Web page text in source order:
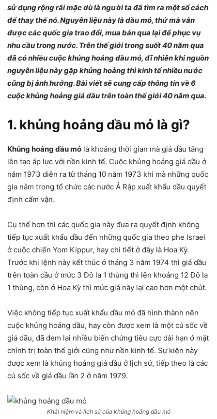
sử dụng rộng rãi mặc dù là người ta đã tìm ra một số cách
để thay thế nó. Nguyên liệu này là dầu mỏ, thứ mà vẫn
được các quốc gia trao đổi, mua bán qua lại để phục vụ
nhu cầu trong nước. Trên thế giới trong suốt 40 năm qua
đã có nhiều cuộc khủng hoảng dầu mỏ, dĩ nhiên khi nguồn
nguyên liệu này gặp khủng hoảng thì kinh tế nhiều nước
cũng bị ảnh hưởng. Bài viết sẽ cung cấp thông tin về 6
cuộc khủng hoảng giá dầu trên toàn thế giới 40 năm qua.
1. khủng hoảng dầu mỏ là gì?
Khủng hoảng dầu mỏ là khoảng thời gian mà giá dầu tăng
lên tạo áp lực với nền kinh tế. Cuộc khủng hoảng giá dầu ở
năm 1973 diễn ra từ tháng 10 năm 1973 khi mà những quốc
gia nằm trong tổ chức các nước Ả Rập xuất khẩu dầu quyết
định cấm vận.
Cụ thể hơn thì các quốc gia này đưa ra quyết định không
tiếp tục xuất khẩu dầu đến những quốc gia theo phe Israel
ở cuộc chiến Yom Kippur, hay chi tiết ở đây là Hoa Kỳ.
Trước khi lệnh này kết thúc ở tháng 3 năm 1974 thì giá dầu
trên toàn cầu ở mức 3 Đô la 1 thùng thì lên khoảng 12 Đô la
1 thùng, còn ở Hoa Kỳ thì mức giá này lại cao hơn một chút.
Việc không tiếp tục xuất khẩu dầu mỏ đã hình thành nên
cuộc khủng hoảng dầu, hay còn được xem là một cú sốc về
giá dầu, đã đem lại nhiều biến chứng tiêu cực dài hạn ở mặt
chính trị toàn thế giới cũng như nền kinh tế. Sự kiện này
được xem là khủng hoảng giá dầu ở lịch sử, tiếp theo là các
cú sốc về giá dầu lần 2 ở năm 1979.
Khái niệm và lịch sử của khủng hoảng dầu mỏ